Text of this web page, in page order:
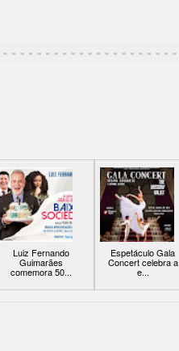
Luiz Fernando
Guimarães
comemora 50...
Espetáculo Gala
Concert celebra a
e...